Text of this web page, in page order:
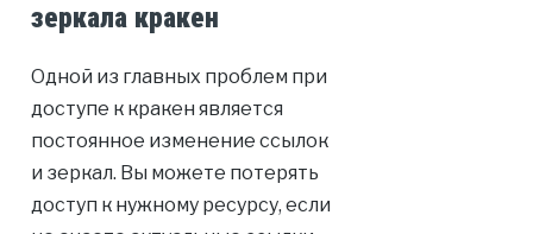
зеркала кракен
Одной из главных проблем при
доступе к кракен является
постоянное изменение ссылок
и зеркал. Вы можете потерять
доступ к нужному ресурсу, если